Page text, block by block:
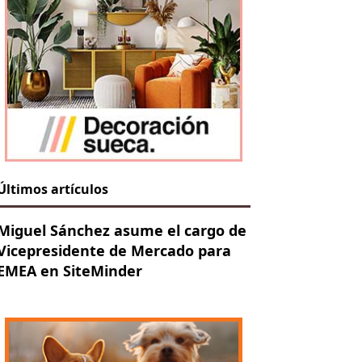
artículos
Sánchez asume el cargo de
de Mercado para
en SiteMinder